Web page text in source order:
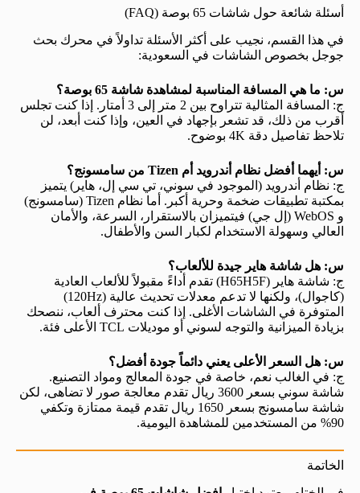
أسئلة شائعة حول شاشات 65 بوصة (FAQ)
في هذا القسم، نجيب على أكثر الأسئلة تداولاً في محرك بحث
جوجل بخصوص الشاشات في السعودية:
س: ما هي المسافة المناسبة لمشاهدة شاشة 65 بوصة؟
ج: المسافة المثالية تتراوح بين 2 متر إلى 3 أمتار. إذا كنت تجلس
أقرب من ذلك، قد تشعر بإجهاد في العين، وإذا كنت أبعد، لن
تلاحظ تفاصيل دقة 4K بوضوح.
س: أيهما أفضل نظام أندرويد أم Tizen من سامسونج؟
ج: نظام أندرويد (الموجود في سوني، تي سي إل، هاير) يتميز
بمكتبة تطبيقات ضخمة وحرية أكبر. أما نظام Tizen (سامسونج)
و WebOS (إل جي) فيتميزان بالاستقرار، السرعة، والأمان
العالي وسهولة الاستخدام لكبار السن والأطفال.
س: هل شاشة هاير جيدة للألعاب؟
ج: شاشة هاير (H65H5F) تقدم أداءً مقبولاً للألعاب العادية
(كاجوال)، ولكنها لا تدعم معدلات تحديث عالية (120Hz)
المتوفرة في الشاشات الأغلى. إذا كنت محترف ألعاب، ننصحك
بزيادة الميزانية والتوجه لسوني أو موديلات TCL الأعلى فئة.
س: هل السعر الأعلى يعني دائماً جودة أفضل؟
ج: في الغالب نعم، خاصة في جودة المعالج ومواد التصنيع.
شاشة سوني بسعر 3600 ريال تقدم معالجة صور لا تضاهى، لكن
شاشة سامسونج بسعر 1650 ريال تقدم قيمة ممتازة وتكفي
90% من المستخدمين للمشاهدة اليومية.
الخاتمة